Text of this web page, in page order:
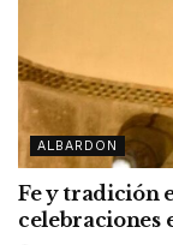
ALBARDON
Fe y tradición
celebraciones